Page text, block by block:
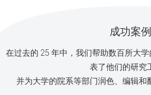
成功案例
在过去的 25 年中，我们帮助数百所大
表了他们的研究
并为大学的院系等部门润色、编辑和